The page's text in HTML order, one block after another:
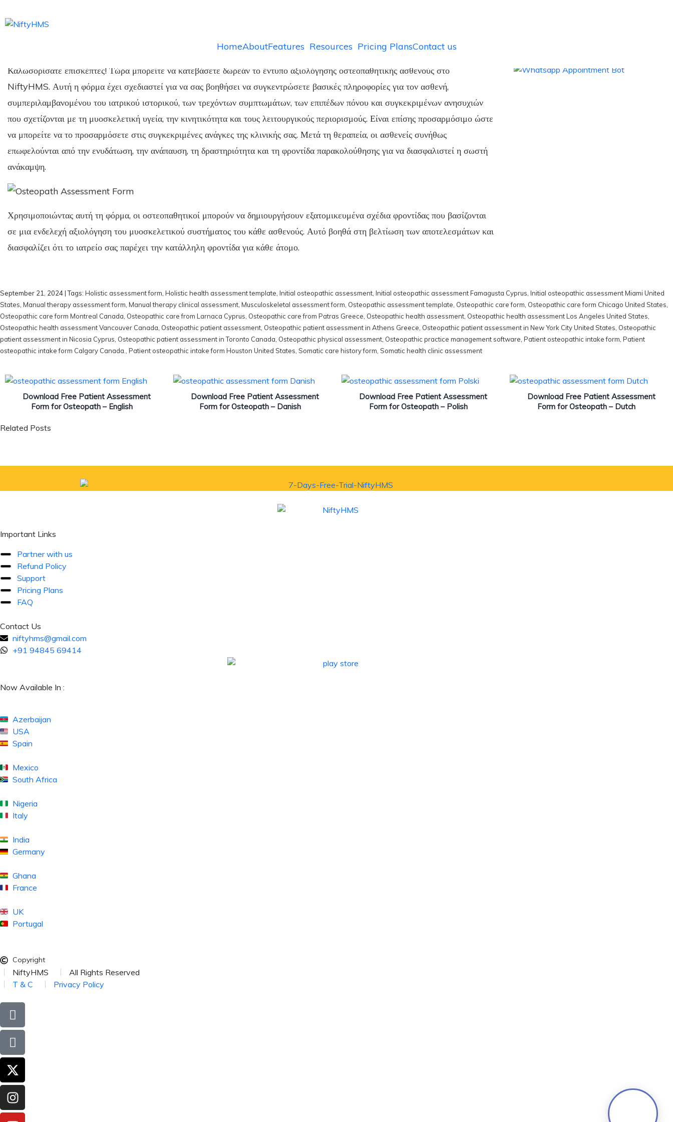
HomeAboutFeatures Resources Pricing PlansContact us
Download Free Patient Assessment Form for Osteopath – Greek
>>
Καλωσορίσατε επισκέπτες! Τώρα μπορείτε να κατεβάσετε δωρεάν το έντυπο αξιολόγησης οστεοπαθητικής ασθενούς στο
NiftyHMS. Αυτή η φόρμα έχει σχεδιαστεί για να σας βοηθήσει να συγκεντρώσετε βασικές πληροφορίες για τον ασθενή,
συμπεριλαμβανομένου του ιατρικού ιστορικού, των τρεχόντων συμπτωμάτων, των επιπέδων πόνου και συγκεκριμένων ανησυχιών
που σχετίζονται με τη μυοσκελετική υγεία, την κινητικότητα και τους λειτουργικούς περιορισμούς. Είναι επίσης προσαρμόσιμο ώστε
να μπορείτε να το προσαρμόσετε στις συγκεκριμένες ανάγκες της κλινικής σας. Μετά τη θεραπεία, οι ασθενείς συνήθως
επωφελούνται από την ενυδάτωση, την ανάπαυση, τη δραστηριότητα και τη φροντίδα παρακολούθησης για να διασφαλιστεί η σωστή
ανάκαμψη.
Χρησιμοποιώντας αυτή τη φόρμα, οι οστεοπαθητικοί μπορούν να δημιουργήσουν εξατομικευμένα σχέδια φροντίδας που βασίζονται
σε μια ενδελεχή αξιολόγηση του μυοσκελετικού συστήματος του κάθε ασθενούς. Αυτό βοηθά στη βελτίωση των αποτελεσμάτων και
διασφαλίζει ότι το ιατρείο σας παρέχει την κατάλληλη φροντίδα για κάθε άτομο.
September 21, 2024| Tags: Holistic assessment form, Holistic health assessment template, Initial osteopathic assessment, Initial osteopathic assessment Famagusta Cyprus, Initial osteopathic assessment Miami United
States, Manual therapy assessment form, Manual therapy clinical assessment, Musculoskeletal assessment form, Osteopathic assessment template, Osteopathic care form, Osteopathic care form Chicago United States,
Osteopathic care form Montreal Canada, Osteopathic care from Larnaca Cyprus, Osteopathic care from Patras Greece, Osteopathic health assessment, Osteopathic health assessment Los Angeles United States,
Osteopathic health assessment Vancouver Canada, Osteopathic patient assessment, Osteopathic patient assessment in Athens Greece, Osteopathic patient assessment in New York City United States, Osteopathic
patient assessment in Nicosia Cyprus, Osteopathic patient assessment in Toronto Canada, Osteopathic physical assessment, Osteopathic practice management software, Patient osteopathic intake form, Patient
osteopathic intake form Calgary Canada., Patient osteopathic intake form Houston United States, Somatic care history form, Somatic health clinic assessment
Download Free Patient Assessment
Form for Osteopath – English
Download Free Patient Assessment
Form for Osteopath – Danish
Download Free Patient Assessment
Form for Osteopath – Polish
Download Free Patient Assessment
Form for Osteopath – Dutch
Related Posts
Important Links
Partner with us
Refund Policy
Support
Pricing Plans
FAQ
Contact Us
niftyhms@gmail.com
+91 94845 69414
Now Available In :
Azerbaijan
USA
Spain
Mexico
South Africa
Nigeria
Italy
India
Germany
Ghana
France
UK
Portugal
Copyright
NiftyHMS
All Rights Reserved
T & C
Privacy Policy